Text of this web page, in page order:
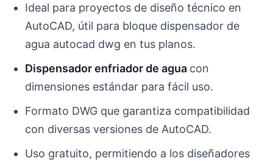
Ideal para proyectos de diseño técnico en
AutoCAD, útil para bloque dispensador de
agua autocad dwg en tus planos.
Dispensador enfriador de agua con
dimensiones estándar para fácil uso.
Formato DWG que garantiza compatibilidad
con diversas versiones de AutoCAD.
Uso gratuito, permitiendo a los diseñadores